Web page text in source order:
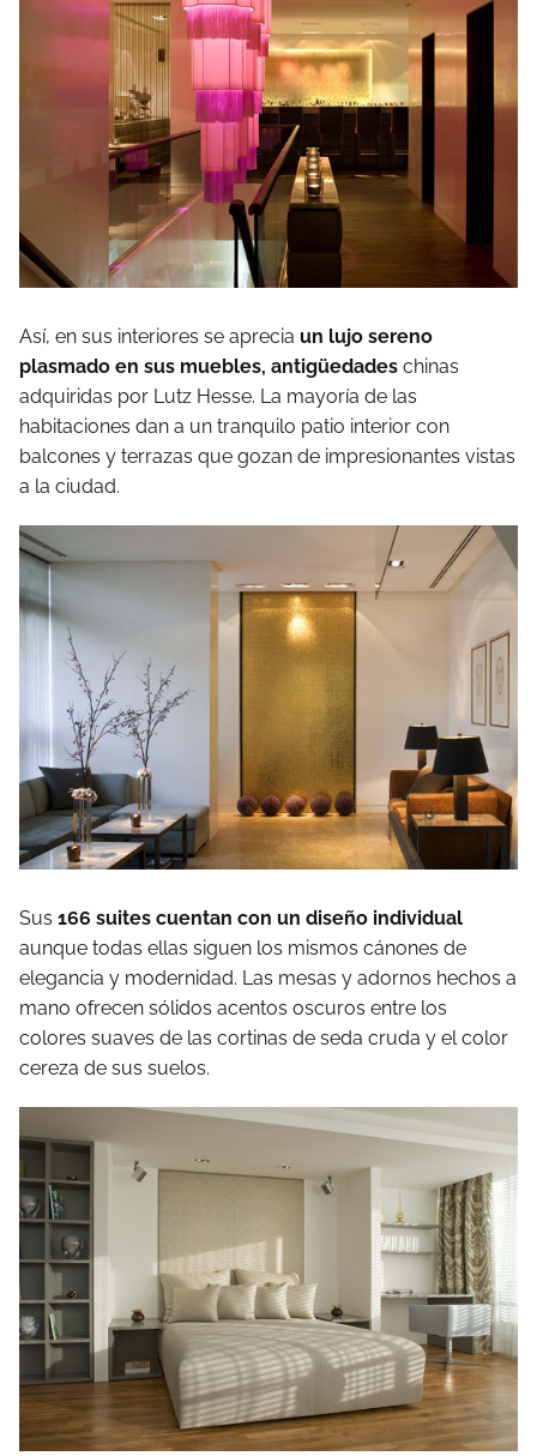
Así, en sus interiores se aprecia un lujo sereno
plasmado en sus muebles, antigüedades chinas
adquiridas por Lutz Hesse. La mayoría de las
habitaciones dan a un tranquilo patio interior con
balcones y terrazas que gozan de impresionantes vistas
a la ciudad.
Sus 166 suites cuentan con un diseño individual
aunque todas ellas siguen los mismos cánones de
elegancia y modernidad. Las mesas y adornos hechos a
mano ofrecen sólidos acentos oscuros entre los
colores suaves de las cortinas de seda cruda y el color
cereza de sus suelos.